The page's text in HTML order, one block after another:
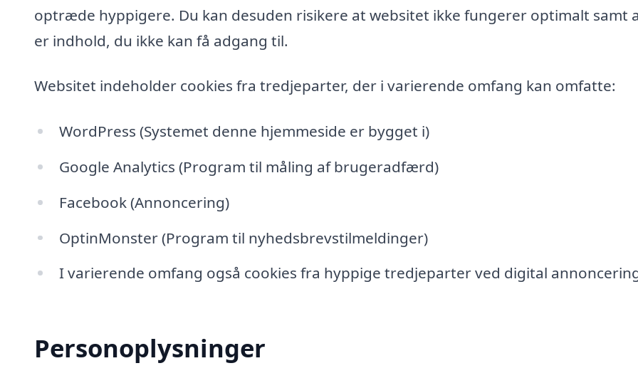
optræde hyppigere. Du kan desuden risikere at websitet ikke fungerer optimalt samt
er indhold, du ikke kan få adgang til.
Websitet indeholder cookies fra tredjeparter, der i varierende omfang kan omfatte:
WordPress (Systemet denne hjemmeside er bygget i)
Google Analytics (Program til måling af brugeradfærd)
Facebook (Annoncering)
OptinMonster (Program til nyhedsbrevstilmeldinger)
I varierende omfang også cookies fra hyppige tredjeparter ved digital
Personoplysninger